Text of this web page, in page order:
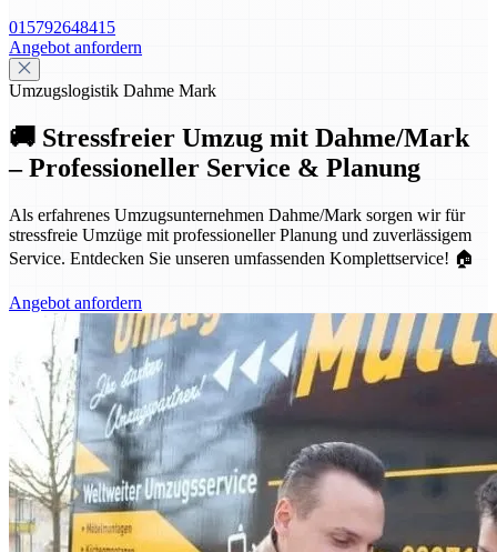
015792648415
Angebot anfordern
Umzugslogistik Dahme Mark
🚚 Stressfreier Umzug mit Dahme/Mark
– Professioneller Service & Planung
Als erfahrenes Umzugsunternehmen Dahme/Mark sorgen wir für
stressfreie Umzüge mit professioneller Planung und zuverlässigem
Service. Entdecken Sie unseren umfassenden Komplettservice! 🏠
Angebot anfordern